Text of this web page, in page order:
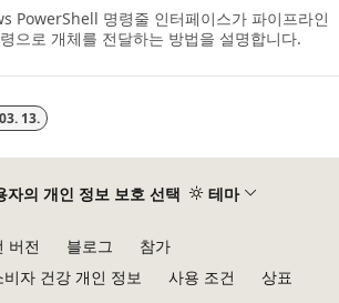
PowerShell 명령줄 인터페이스가 파이프라인
으로 개체를 전달하는 방법을 설명합니다.
13.
자의 개인 정보 보호 선택 테마
버전 블로그
참가
비자 건강 개인 정보 사용 조건
상표